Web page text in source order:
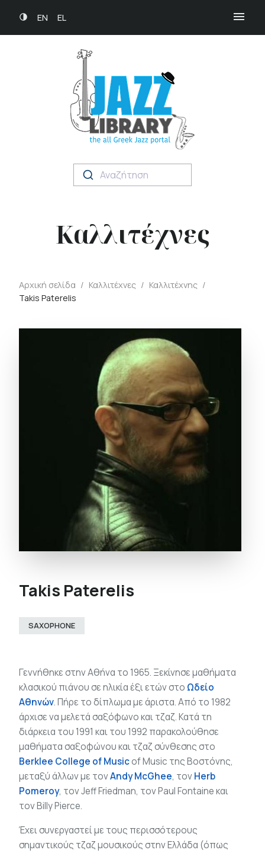
EN EL
Αναζήτηση
Καλλιτέχνες
Αρχική σελίδα / Καλλιτέχνες / Καλλιτέχνης /
Takis Paterelis
Takis Paterelis
SAXOPHONE
Γεννήθηκε στην Αθήνα το 1965. Ξεκίνησε μαθήματα
κλασικού πιάνου σε ηλικία έξι ετών στο Ωδείο
Αθηνών. Πήρε το δίπλωμα με άριστα. Από το 1982
άρχισε να μελετά σαξόφωνο και τζαζ. Κατά τη
διάρκεια του 1991 και του 1992 παρακολούθησε
μαθήματα σαξοφώνου και τζαζ σύνθεσης στο
Berklee College of Musicof Music της Βοστόνης,
μεταξύ άλλων με τονAndy McGhee, τονHerb
Pomeroy, τον Jeff Friedman, τον Paul Fontaine και
τον Billy Pierce.
Έχει συνεργαστεί με τους περισσότερους
σημαντικούς τζαζ μουσικούς στην Ελλάδα (όπως